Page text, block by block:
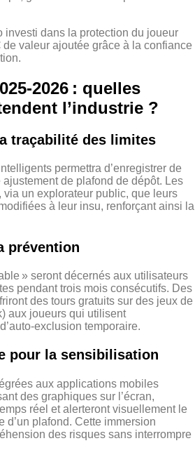
investi dans la protection du joueur
de valeur ajoutée grâce à la confiance
: quelles
l’industrie ?
traçabilité des limites
permettra d’enregistrer de
de plafond de dépôt. Les
via un explorateur public, que leurs
à leur insu, renforçant ainsi la
prévention
» seront décernés aux utilisateurs
pendant trois mois consécutifs. Des
des tours gratuits sur des jeux de
aux joueurs qui utilisent
temporaire.
pour la sensibilisation
aux applications mobiles
des graphiques sur l’écran,
réel et alerteront visuellement le
d’un plafond. Cette immersion
des risques sans interrompre